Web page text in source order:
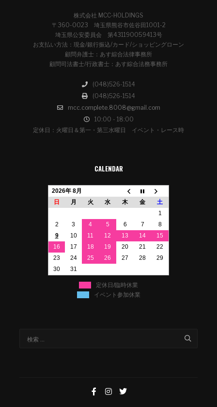
株式会社 MCC-HOLDINGS
〒360-0023 埼玉県熊谷市佐谷田1001-2
埼玉県公安委員会 第431190059413号
お支払い方法：現金/銀行振込/カード/ショッピングローン
顧問弁護士：あす綜合法律事務所
顧問司法書士/行政書士：あす綜合法務事務所
(048)526-1514
(048)526-1514
mcc.complete.8008@gmail.com
10:00 - 18:00
定休日：火曜日＆第一・第三水曜日 イベント・レース時
CALENDAR
2026年 8月
日
月 火 水 木 金
土
1
2
3 4 5 6 7
8
9
10 11 12 13 14
15
16
17 18 19 20 21
22
23
24 25 26 27 28
29
30
31
定休日/臨時休業
イベント参加休業